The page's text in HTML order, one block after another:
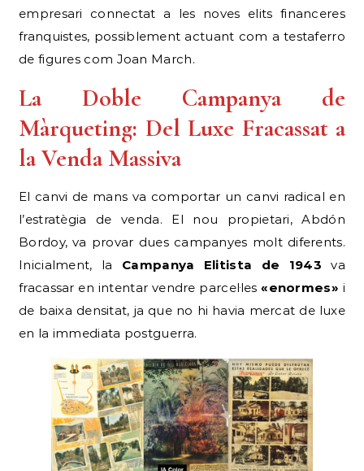
empresari connectat a les noves elits financeres
franquistes, possiblement actuant com a testaferro
de figures com Joan March.
La Doble Campanya de
Màrqueting: Del Luxe Fracassat a
la Venda Massiva
El canvi de mans va comportar un canvi radical en
l’estratègia de venda. El nou propietari, Abdón
Bordoy, va provar dues campanyes molt diferents.
Inicialment, la Campanya Elitista de 1943 va
fracassar en intentar vendre parcel·les«enormes» i
de baixa densitat, ja que no hi havia mercat de luxe
en la immediata postguerra.